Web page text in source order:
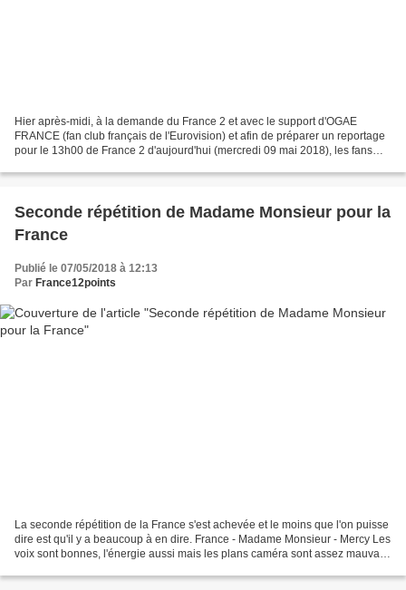
Hier après-midi, à la demande du France 2 et avec le support d'OGAE
FRANCE (fan club français de l'Eurovision) et afin de préparer un reportage
pour le 13h00 de France 2 d'aujourd'hui (mercredi 09 mai 2018), les fans
Seconde répétition de Madame Monsieur pour la
France
Publié le 07/05/2018 à 12:13
Par France12points
La seconde répétition de la France s'est achevée et le moins que l'on puisse
dire est qu'il y a beaucoup à en dire. France - Madame Monsieur - Mercy Les
voix sont bonnes, l'énergie aussi mais les plans caméra sont assez mauvais.